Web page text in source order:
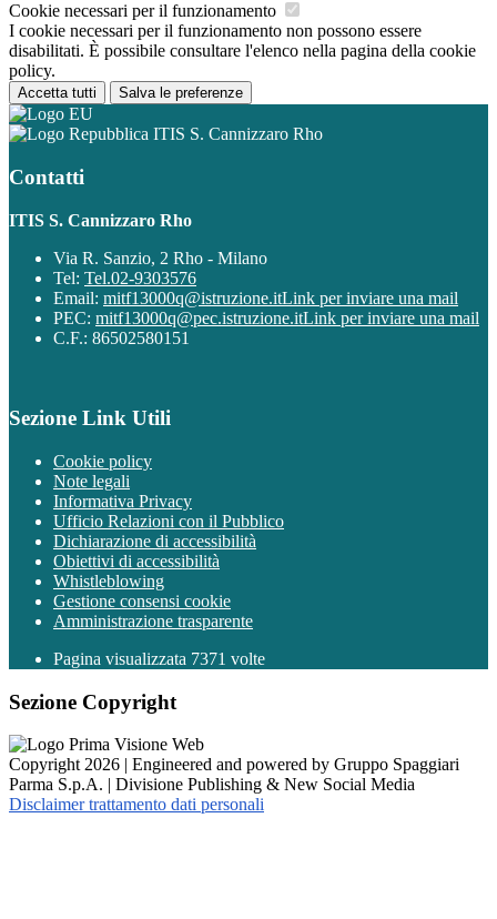
Cookie necessari per il funzionamento
I cookie necessari per il funzionamento non possono essere
disabilitati. È possibile consultare l'elenco nella pagina della cookie
policy.
Accetta tutti Salva le preferenze
ITIS S. Cannizzaro Rho
Contatti
ITIS S. Cannizzaro Rho
Via R. Sanzio, 2 Rho - Milano
Tel: Tel.02-9303576
Email: mitf13000q@istruzione.itLink per inviare una mail
PEC: mitf13000q@pec.istruzione.itLink per inviare una mail
C.F.: 86502580151
Sezione Link Utili
Cookie policy
Note legali
Informativa Privacy
Ufficio Relazioni con il Pubblico
Dichiarazione di accessibilità
Obiettivi di accessibilità
Whistleblowing
Gestione consensi cookie
Amministrazione trasparente
Pagina visualizzata 7371 volte
Sezione Copyright
Copyright 2026 | Engineered and powered by Gruppo Spaggiari
Parma S.p.A. | Divisione Publishing & New Social Media
Disclaimer trattamento dati personali